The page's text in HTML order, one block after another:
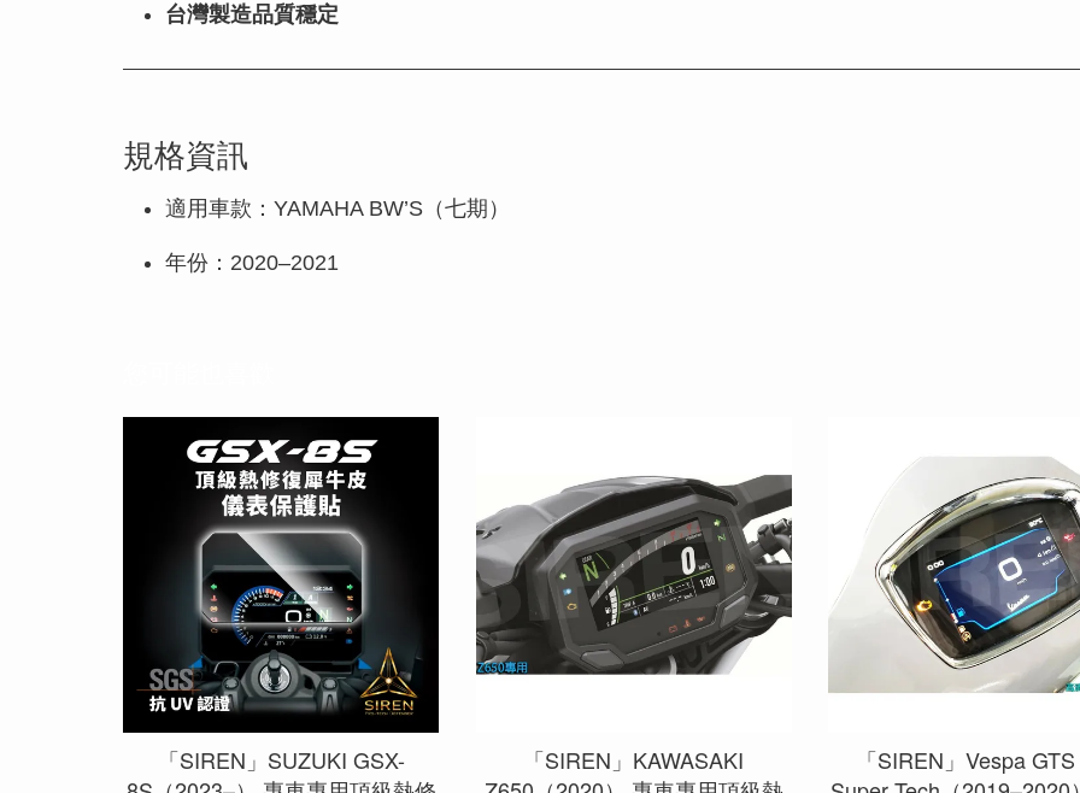
台灣製造品質穩定
規格資訊
適用車款：YAMAHA BW’S（七期）
年份：2020–2021
「SIREN」SUZUKI GSX-
「SIREN」KAWASAKI
「SIREN」Vespa